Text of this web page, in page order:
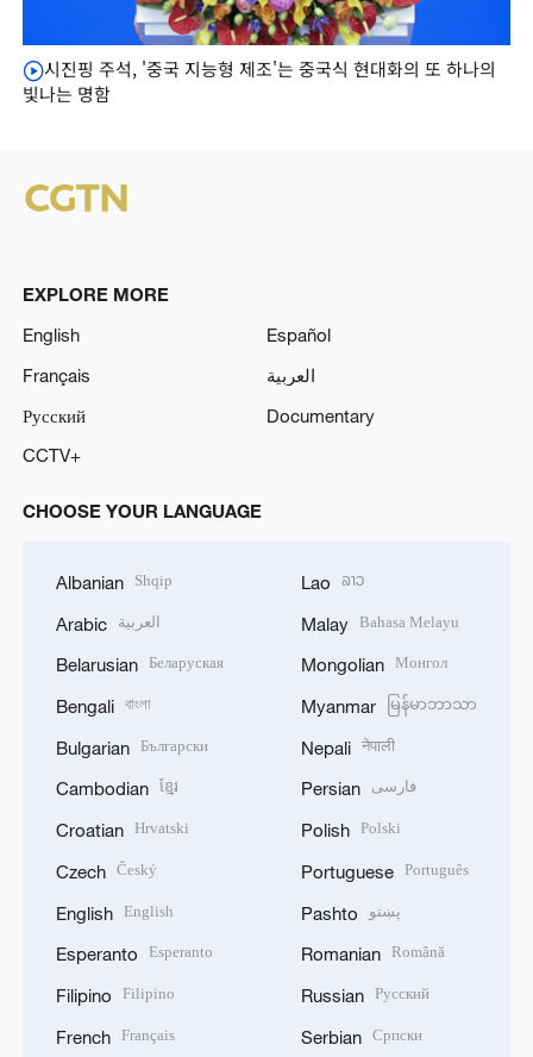
시진핑 주석, '중국 지능형 제조'는 중국식 현대화의 또 하나의
빛나는 명함
EXPLORE MORE
English
Español
Français
العربية
Русский
Documentary
CCTV+
CHOOSE YOUR LANGUAGE
Albanian Shqip
Arabic العربية
Belarusian Беларуская
Bengali বাংলা
Bulgarian Български
Cambodian ខ្មែរ
Croatian Hrvatski
Czech Český
English English
Esperanto Esperanto
Filipino Filipino
French Français
Lao ລາວ
Malay Bahasa Melayu
Mongolian Монгол
Myanmar မြန်မာဘာသာ
Nepali नेपाली
Persian فارسی
Polish Polski
Portuguese Português
Pashto پښتو
Romanian Română
Russian Русский
Serbian Српски